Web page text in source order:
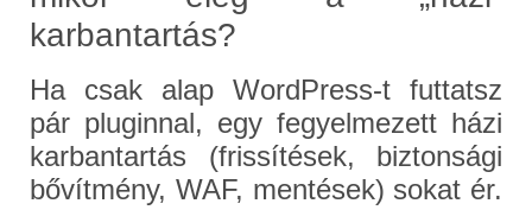
karbantartás?
Ha csak alap WordPress‑t futtatsz
pár pluginnal, egy fegyelmezett házi
karbantartás (frissítések, biztonsági
bővítmény, WAF, mentések) sokat ér.